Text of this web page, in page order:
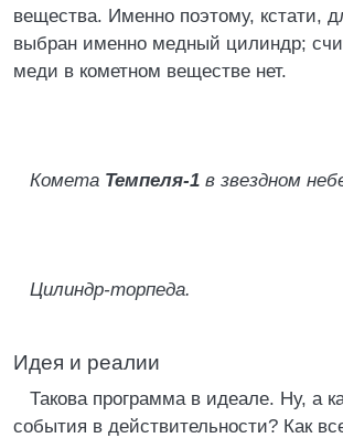
вещества. Именно поэтому, кстати,
выбран именно медный цилиндр;
меди в кометном веществе нет.
Комета Темпеля-1 в звездном
Цилиндр-торпеда.
Идея и реалии
Такова программа в идеале. Ну, а
события в действительности? Как